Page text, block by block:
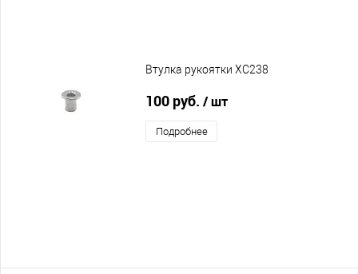
Втулка рукоятки XC238
100 руб. / шт
Подробнее